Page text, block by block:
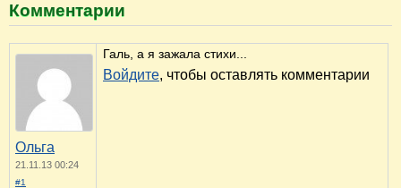
Комментарии
Ольга
21.11.13 00:24
#1
Галь, а я зажала стихи...
Войдите, чтобы оставлять комментарии